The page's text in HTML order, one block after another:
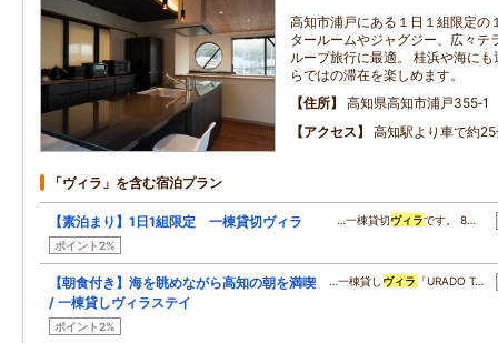
高知市浦戸にある１日１組限定の
タールームやジャグジー、広々テ
ループ旅行に最適。 桂浜や海に
らではの滞在を楽しめます。
住所
高知県高知市浦戸355‐1
アクセス
高知駅より車で約
「ヴィラ」を含む宿泊プラン
【素泊まり】1日1組限定 一棟貸切ヴィラ
ポイント2%
…一棟貸切ヴィラです。 8…
【朝食付き】海を眺めながら高知の朝を満喫
/ 一棟貸しヴィラステイ
ポイント2%
…一棟貸し ヴィラ 「URADO T…